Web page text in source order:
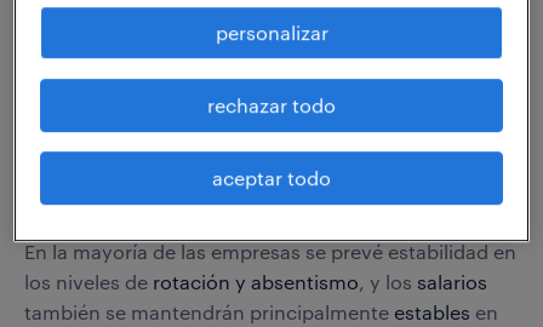
Gran parte de los expertos del sector, en torno al
creen en el alto potencial de crecimiento del
mismo.
En cuanto al empleo, el 45% de los expertos cree que
se mantendrá la senda del crecimiento del empleo en
l 43% prevé el crecimiento de las
plantillas en su propia empresa.
En la mayoría de las empresas se prevé estabilidad en
los niveles de rotación y absentismo, y los salarios
también se mantendrán principalmente estables en
personalizar
rechazar todo
aceptar todo